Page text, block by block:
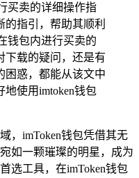
买卖的详细操作指
指引，帮助其顺利
钱包内进行买卖的
下载的疑问，还是有
困惑，都能从该文中
使用imtoken钱包
，imToken钱包凭借其无
如一颗璀璨的明星，成为
选工具，在imToken钱包